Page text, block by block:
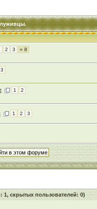
2 3 » 8
3
1 2
1 2 3
1, скрытых пользователей: 0)